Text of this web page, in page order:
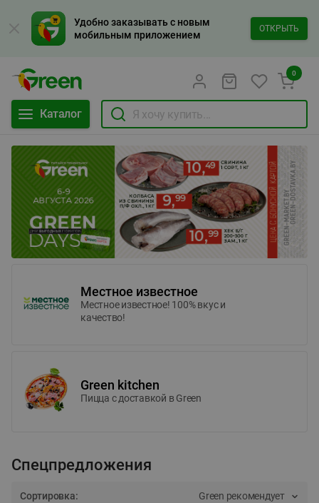
Удобно заказывать с новым
мобильным приложением
ОТКРЫТЬ
Каталог
0
Местное известное
Местное известное! 100% вкус и
качество!
Green kitchen
Пицца c доставкой в Green
Спецпредложения
Сортировка: Green рекомендует